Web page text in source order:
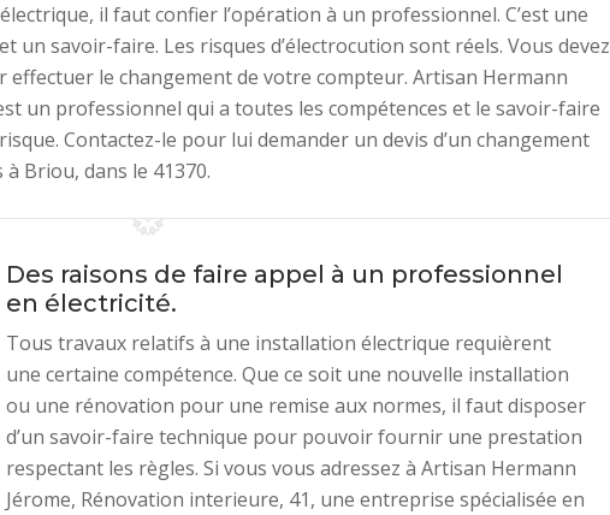
il faut confier l’opération à un professionnel. C’est une
un savoir-faire. Les risques d’électrocution sont réels. Vous devez
le changement de votre compteur. Artisan Hermann
un professionnel qui a toutes les compétences et le savoir-faire
Contactez-le pour lui demander un devis d’un changement
Briou, dans le 41370.
Des raisons de faire appel à un professionnel
en électricité.
Tous travaux relatifs à une installation électrique requièrent
une certaine compétence. Que ce soit une nouvelle installation
ou une rénovation pour une remise aux normes, il faut disposer
d’un savoir-faire technique pour pouvoir fournir une prestation
respectant les règles. Si vous vous adressez à Artisan Hermann
Jérome, Rénovation interieure, 41, une entreprise spécialisée en